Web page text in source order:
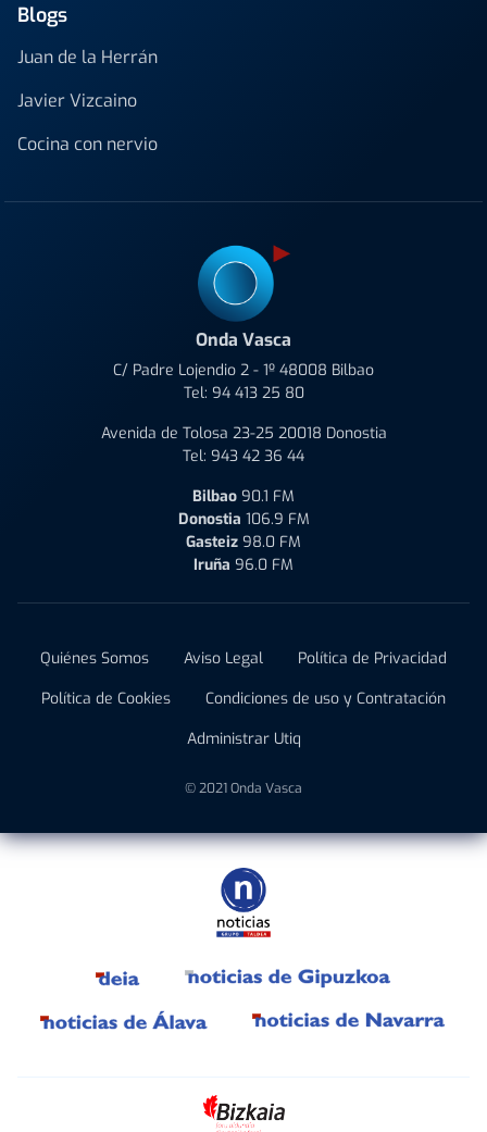
Blogs
Juan de la Herrán
Javier Vizcaino
Cocina con nervio
Onda Vasca
C/ Padre Lojendio 2 - 1º 48008 Bilbao
Tel: 94 413 25 80
Avenida de Tolosa 23-25 20018 Donostia
Tel: 943 42 36 44
Bilbao 90.1 FM
Donostia 106.9 FM
Gasteiz 98.0 FM
Iruña 96.0 FM
Quiénes Somos Aviso Legal
Política de Privacidad
Política de Cookies
Condiciones de uso y Contratación
Administrar Utiq
© 2021 Onda Vasca